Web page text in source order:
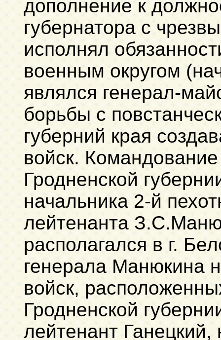
дополнение к
губернатора с
исполнял
военным округом
являлся генерал-
борьбы с
губерний края
войск.
Гродненской
начальника 2-й
лейтенанта
располагался в г.
генерала Манюкина
войск,
Гродненской
лейтенант